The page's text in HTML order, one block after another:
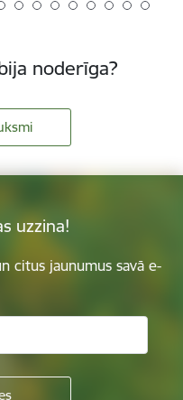
noderīga?
uzzina!
citus jaunumus savā e-